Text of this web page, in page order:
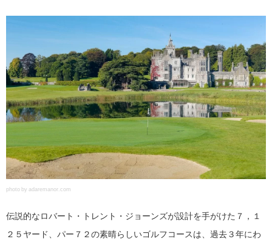
photo by adaremanor.com
伝説的なロバート・トレント・ジョーンズが設計を手がけた７，１
２５ヤード、パー７２の素晴らしいゴルフコースは、過去３年にわ